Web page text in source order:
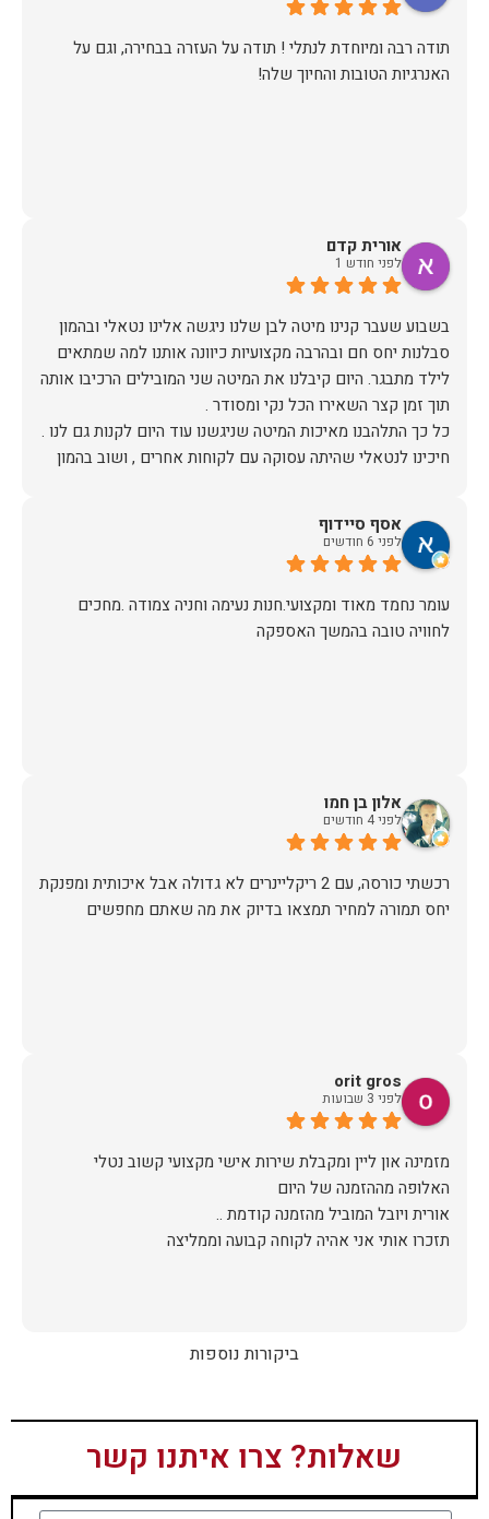
​תודה רבה ומיוחדת לנתלי ! תודה על העזרה בבחירה, וגם על
האנרגיות הטובות והחיוך שלה!
אורית קדם
לפני חודש 1
בשבוע שעבר קנינו מיטה לבן שלנו ניגשה אלינו נטאלי ובהמון
סבלנות יחס חם ובהרבה מקצועיות כיוונה אותנו למה שמתאים
לילד מתבגר. היום קיבלנו את המיטה שני המובילים הרכיבו אותה
חיכינו לנטאלי שהיתה עסוקה עם לקוחות אחרים , ושוב בהמון
ממליצה בחום !!!
אסף סיידוף
לפני 6 חודשים
עומר נחמד מאוד ומקצועי.חנות נעימה וחניה צמודה .מחכים
לחוויה טובה בהמשך האספקה
אלון בן חמו
לפני 4 חודשים
יחס תמורה למחיר תמצאו בדיוק את מה שאתם מחפשים
orit gros
לפני 3 שבועות
מזמינה און ליין ומקבלת שירות אישי מקצועי קשוב נטלי
תזכרו אותי אני אהיה לקוחה קבועה וממליצה
ביקורות נוספות
שאלות? צרו איתנו קשר